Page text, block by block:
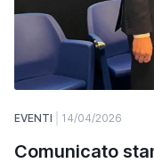
EVENTI 14/04/2026
Comunicato